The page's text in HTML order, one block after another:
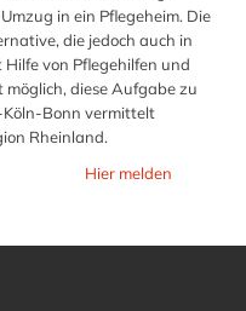
in ein Pflegeheim. Die
die jedoch auch in
von Pflegehilfen und
diese Aufgabe zu
Bonn vermittelt
Rheinland.
Hier melden